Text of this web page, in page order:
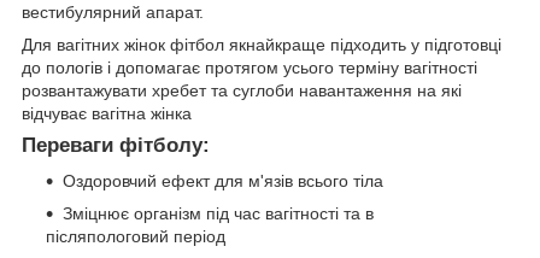
вестибулярний апарат.
Для вагітних жінок фітбол якнайкраще підходить у підготовці
до пологів і допомагає протягом усього терміну вагітності
розвантажувати хребет та суглоби навантаження на які
відчуває вагітна жінка
Переваги фітболу:
Оздоровчий ефект для м'язів всього тіла
Зміцнює організм під час вагітності та в
післяпологовий період